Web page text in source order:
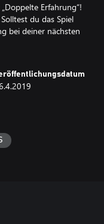
Erfahrung“!
du das Spiel
bei deiner nächsten